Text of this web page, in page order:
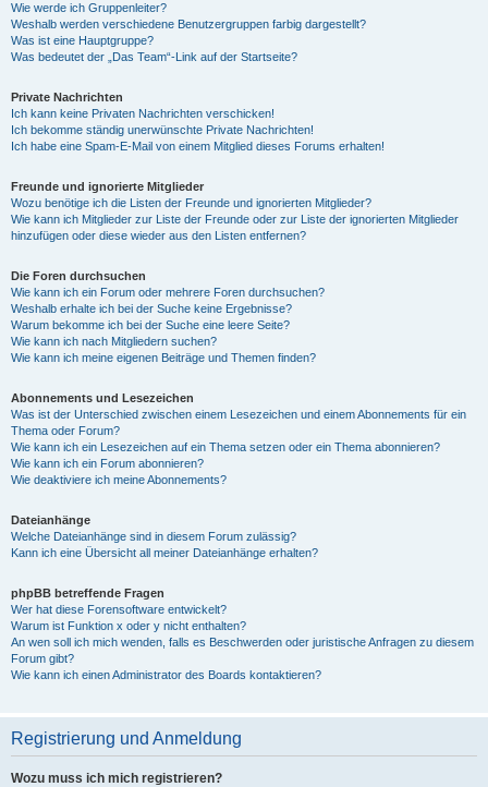
Wie werde ich Gruppenleiter?
Weshalb werden verschiedene Benutzergruppen farbig dargestellt?
Was ist eine Hauptgruppe?
Was bedeutet der „Das Team“-Link auf der Startseite?
Private Nachrichten
Ich kann keine Privaten Nachrichten verschicken!
Ich bekomme ständig unerwünschte Private Nachrichten!
Ich habe eine Spam-E-Mail von einem Mitglied dieses Forums erhalten!
Freunde und ignorierte Mitglieder
Wozu benötige ich die Listen der Freunde und ignorierten Mitglieder?
Wie kann ich Mitglieder zur Liste der Freunde oder zur Liste der ignorierten Mitglieder
hinzufügen oder diese wieder aus den Listen entfernen?
Die Foren durchsuchen
Wie kann ich ein Forum oder mehrere Foren durchsuchen?
Weshalb erhalte ich bei der Suche keine Ergebnisse?
Warum bekomme ich bei der Suche eine leere Seite?
Wie kann ich nach Mitgliedern suchen?
Wie kann ich meine eigenen Beiträge und Themen finden?
Abonnements und Lesezeichen
Was ist der Unterschied zwischen einem Lesezeichen und einem Abonnements für ein
Thema oder Forum?
Wie kann ich ein Lesezeichen auf ein Thema setzen oder ein Thema abonnieren?
Wie kann ich ein Forum abonnieren?
Wie deaktiviere ich meine Abonnements?
Dateianhänge
Welche Dateianhänge sind in diesem Forum zulässig?
Kann ich eine Übersicht all meiner Dateianhänge erhalten?
phpBB betreffende Fragen
Wer hat diese Forensoftware entwickelt?
Warum ist Funktion x oder y nicht enthalten?
An wen soll ich mich wenden, falls es Beschwerden oder juristische Anfragen zu diesem
Forum gibt?
Wie kann ich einen Administrator des Boards kontaktieren?
Registrierung und Anmeldung
Wozu muss ich mich registrieren?